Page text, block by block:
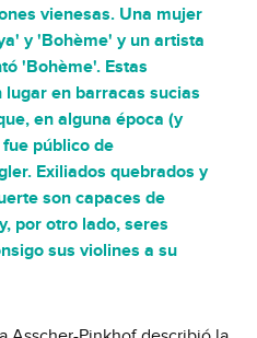
vienesas. Una mujer
y 'Bohème' y un artista
'Bohème'. Estas
en barracas sucias
en alguna época (y
público de
Exiliados quebrados y
son capaces de
por otro lado, seres
sus violines a su